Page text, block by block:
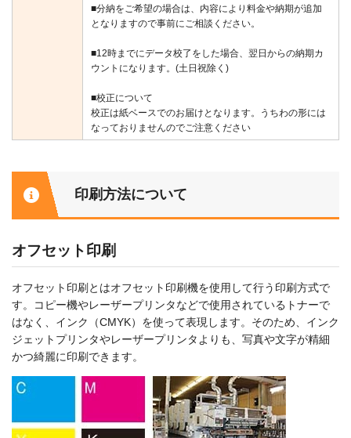
■分納をご希望の場合は、内容により料金や納期が追加
となりますので事前にご相談ください。
■12時までにデータ校了をした場合、翌日からの納期カ
ウントになります。(土日祝除く)
■校正について
校正は紙ベースでのお届けとなります。うちわの形には
なっておりませんのでご注意ください
印刷方法について
オフセット印刷
オフセット印刷とはオフセット印刷機を使用して行う印刷方式で
す。コピー機やレーザープリンタなどで使用されているトナーで
はなく、インク（CMYK）を使って表現します。そのため、インク
ジェットプリンタやレーザープリンタよりも、写真や文字が精細
かつ綺麗に印刷できます。